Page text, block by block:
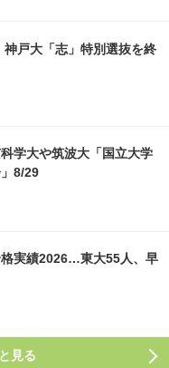
神戸大「志」特別選抜を終
科学大や筑波大「国立大学
8/29
実績2026…東大55人、早
見る